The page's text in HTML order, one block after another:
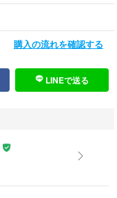
購入の流れを確認する
LINEで送る